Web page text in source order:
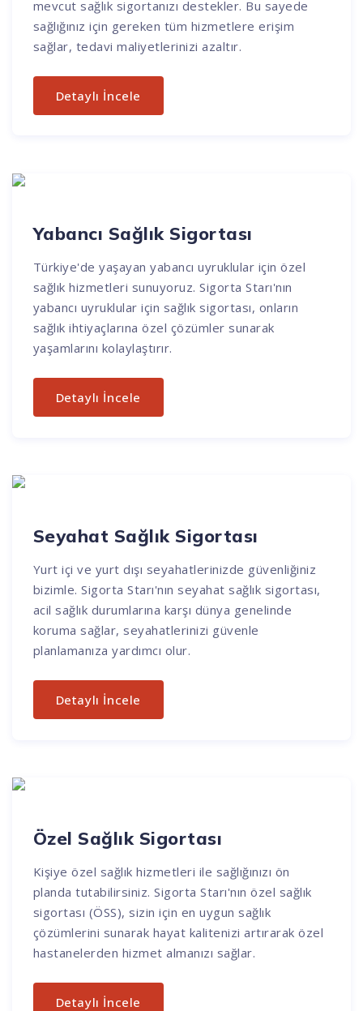
mevcut sağlık sigortanızı destekler. Bu sayede
sağlığınız için gereken tüm hizmetlere erişim
sağlar, tedavi maliyetlerinizi azaltır.
Detaylı İncele
Yabancı Sağlık Sigortası
Türkiye'de yaşayan yabancı uyruklular için özel
sağlık hizmetleri sunuyoruz. Sigorta Starı'nın
yabancı uyruklular için sağlık sigortası, onların
sağlık ihtiyaçlarına özel çözümler sunarak
yaşamlarını kolaylaştırır.
Detaylı İncele
Seyahat Sağlık Sigortası
Yurt içi ve yurt dışı seyahatlerinizde güvenliğiniz
bizimle. Sigorta Starı'nın seyahat sağlık sigortası,
acil sağlık durumlarına karşı dünya genelinde
koruma sağlar, seyahatlerinizi güvenle
planlamanıza yardımcı olur.
Detaylı İncele
Özel Sağlık Sigortası
Kişiye özel sağlık hizmetleri ile sağlığınızı ön
planda tutabilirsiniz. Sigorta Starı'nın özel sağlık
sigortası (ÖSS), sizin için en uygun sağlık
çözümlerini sunarak hayat kalitenizi artırarak özel
hastanelerden hizmet almanızı sağlar.
Detaylı İncele